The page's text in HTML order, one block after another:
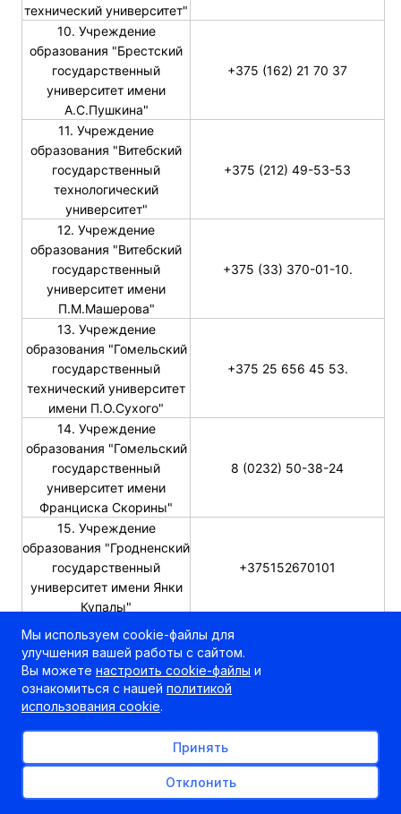
технический университет"
10. Учреждение
образования "Брестский
государственный
университет имени
А.С.Пушкина"
+375 (162) 21 70 37
11. Учреждение
образования "Витебский
государственный
технологический
университет"
+375 (212) 49-53-53
12. Учреждение
образования "Витебский
государственный
университет имени
П.М.Машерова"
+375 (33) 370-01-10.
13. Учреждение
образования "Гомельский
государственный
технический университет
имени П.О.Сухого"
+375 25 656 45 53.
14. Учреждение
образования "Гомельский
государственный
университет имени
Франциска Скорины"
8 (0232) 50-38-24
15. Учреждение
образования "Гродненский
государственный
университет имени Янки
Купалы"
+375152670101
16. "Белорусско-
Российский университет"
17. Учреждение
образования
"Белорусский
государственный
университет пищевых и
химических технологий»
Мы используем cookie-файлы для
улучшения вашей работы с сайтом.
Вы можете настроить cookie-файлы и
ознакомиться с нашей политикой
использования cookie.
Принять
Отклонить